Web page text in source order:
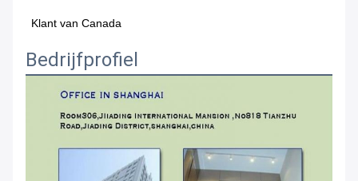
Klant van Canada
Bedrijfprofiel